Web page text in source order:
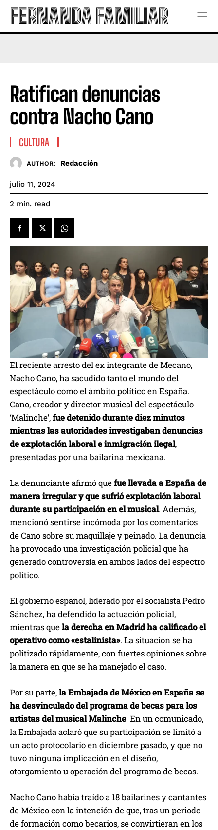
FERNANDA FAMILIAR
Ratifican denuncias
contra Nacho Cano
CULTURA
AUTHOR: Redacción
julio 11, 2024
2 min. read
El reciente arresto del ex integrante de Mecano,
Nacho Cano, ha sacudido tanto el mundo del
espectáculo como el ámbito político en España.
Cano, creador y director musical del espectáculo
‘Malinche’,fue detenido durante diez minutos
mientras las autoridades investigaban denuncias
de explotación laboral e inmigración ilegal,
presentadas por una bailarina mexicana.
La denunciante afirmó quefue llevada a España de
manera irregular y que sufrió explotación laboral
durante su participación en el musical. Además,
mencionó sentirse incómoda por los comentarios
de Cano sobre su maquillaje y peinado. La denuncia
ha provocado una investigación policial que ha
generado controversia en ambos lados del espectro
político.
El gobierno español, liderado por el socialista Pedro
Sánchez, ha defendido la actuación policial,
mientras quela derecha en Madrid ha calificado el
operativo como «estalinista». La situación se ha
politizado rápidamente, con fuertes opiniones sobre
la manera en que se ha manejado el caso.
Por su parte,la Embajada de México en España se
ha desvinculado del programa de becas para los
artistas del musical Malinche. En un comunicado,
la Embajada aclaró que su participación se limitó a
un acto protocolario en diciembre pasado, y que no
tuvo ninguna implicación en el diseño,
otorgamiento u operación del programa de becas.
Nacho Cano había traído a 18 bailarines y cantantes
de México con la intención de que, tras un periodo
de formación como becarios, se convirtieran en los